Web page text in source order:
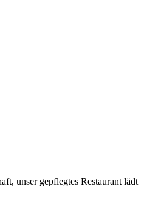
unser gepflegtes Restaurant lädt